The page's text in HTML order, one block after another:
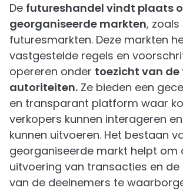
De futureshandel vindt plaats
georganiseerde markten,
futuresmarkten. Deze markten
vastgestelde regels en
opereren onder toezicht van
autoriteiten. Ze bieden een
en transparant platform waar
verkopers kunnen interageren
kunnen uitvoeren. Het bestaan
georganiseerde markt helpt om
uitvoering van transacties en
van de deelnemers te